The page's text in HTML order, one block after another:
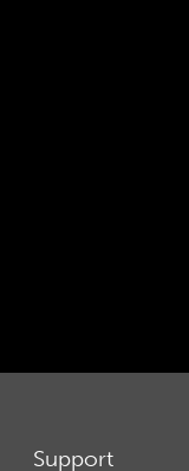
Support